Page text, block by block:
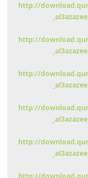
http://
http://
http://
http://
http://
http://